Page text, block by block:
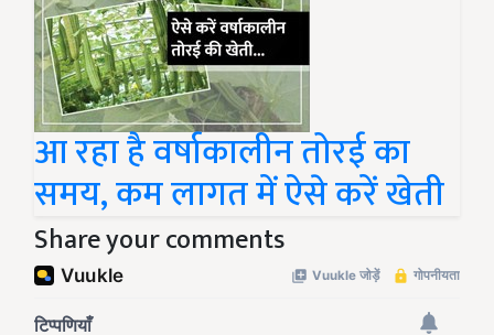
आ रहा है वर्षाकालीन तोरई का
समय, कम लागत में ऐसे करें खेती
Share your comments